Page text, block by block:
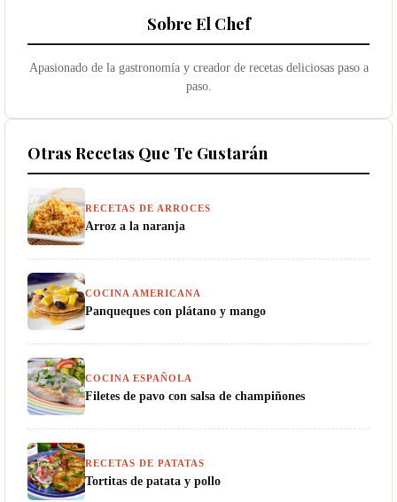
Sobre El Chef
Apasionado de la gastronomía y creador de recetas deliciosas paso a
paso.
Otras Recetas Que Te Gustarán
RECETAS DE ARROCES
Arroz a la naranja
COCINA AMERICANA
Panqueques con plátano y mango
COCINA ESPAÑOLA
Filetes de pavo con salsa de champiñones
RECETAS DE PATATAS
Tortitas de patata y pollo